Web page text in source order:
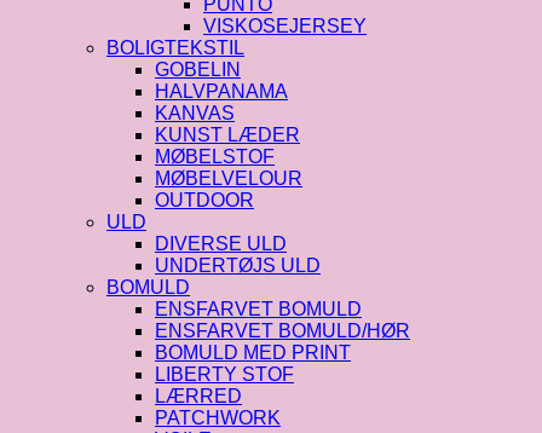
VISKOSEJERSEY
BOLIGTEKSTIL
GOBELIN
HALVPANAMA
KANVAS
KUNST LÆDER
MØBELSTOF
MØBELVELOUR
OUTDOOR
ULD
DIVERSE ULD
UNDERTØJS ULD
BOMULD
ENSFARVET BOMULD
ENSFARVET BOMULD/HØR
BOMULD MED PRINT
LIBERTY STOF
LÆRRED
PATCHWORK